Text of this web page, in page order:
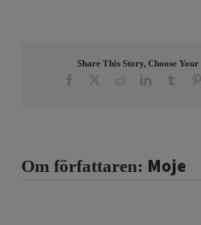
Share This Story, Choose
Facebook RedditLinkedIn
Om författaren: Moje